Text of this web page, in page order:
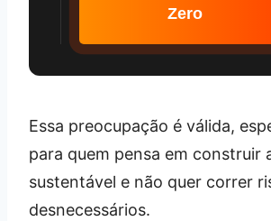
Zero
Essa preocupação é válida,
para quem pensa em construir
sustentável e não quer correr
desnecessários.